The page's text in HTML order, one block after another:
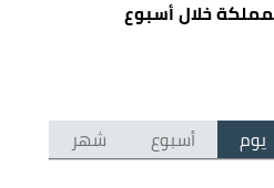
خلال أسبوع
يوم أسبوع شهر